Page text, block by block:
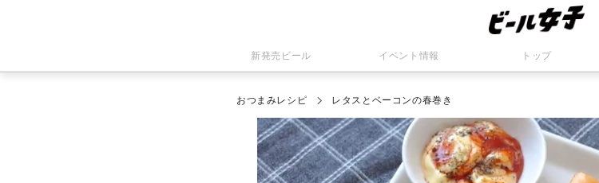
新発売ビール イベント情報 トップ
おつまみレシピ レタスとベーコンの春巻き